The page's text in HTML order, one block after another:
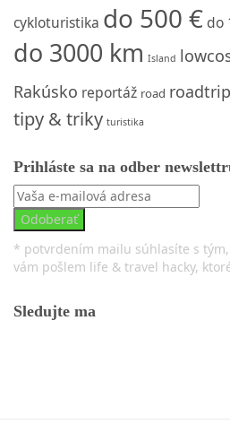
cykloturistika do 500 € do
do 3000 km Island
Rakúsko reportáž road roadtrip
tipy & triky turistika
Prihláste sa na odber
* potvrdením mailu súhlasíte s
vám pošlem life & travel hacky,
Sledujte ma